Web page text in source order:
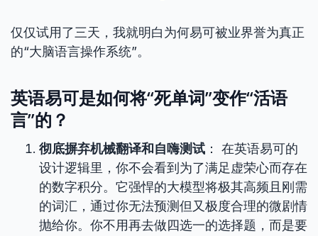
仅仅试用了三天，我就明白为何易可被业界誉为真正
的“大脑语言操作系统”。
英语易可是如何将“死单词”变作“活语
言”的？
彻底摒弃机械翻译和自嗨测试 ： 在英语易可的
设计逻辑里，你不会看到为了满足虚荣心而存在
的数字积分。它强悍的大模型将极其高频且刚需
的词汇，通过你无法预测但又极度合理的微剧情
抛给你。你不用再去做四选一的选择题，而是要